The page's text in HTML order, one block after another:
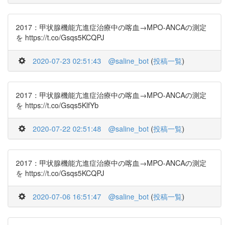
2017：甲状腺機能亢進症治療中の喀血→MPO-ANCAの測定
を https://t.co/Gsqs5KCQPJ
2020-07-23 02:51:43 @saline_bot (投稿一覧)
2017：甲状腺機能亢進症治療中の喀血→MPO-ANCAの測定
を https://t.co/Gsqs5KlfYb
2020-07-22 02:51:48 @saline_bot (投稿一覧)
2017：甲状腺機能亢進症治療中の喀血→MPO-ANCAの測定
を https://t.co/Gsqs5KCQPJ
2020-07-06 16:51:47 @saline_bot (投稿一覧)